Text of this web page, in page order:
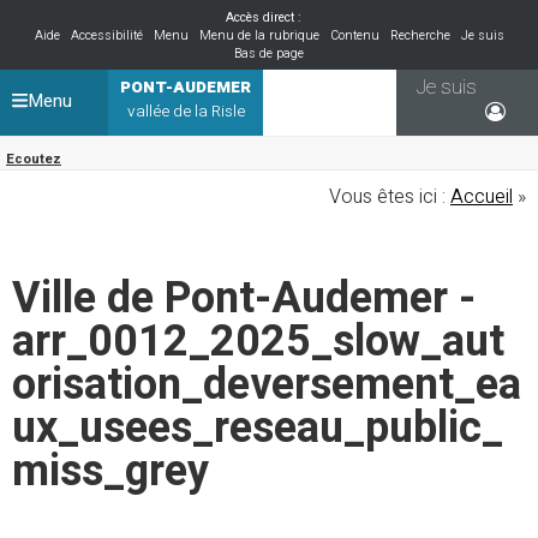
Accès direct :
Aide
Accessibilité Menu Menu de la rubrique Contenu Recherche
Je suis
Bas de page
PONT-AUDEMER
vallée de la Risle
Ecoutez
Je suis
Menu
Vous êtes ici : Accueil »
Ville de Pont-Audemer -
arr_0012_2025_slow_aut
orisation_deversement_ea
ux_usees_reseau_public_
miss_grey